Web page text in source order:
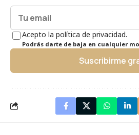
Acepto la política de privacidad.
Podrás darte de baja en cualquier
Suscribirme